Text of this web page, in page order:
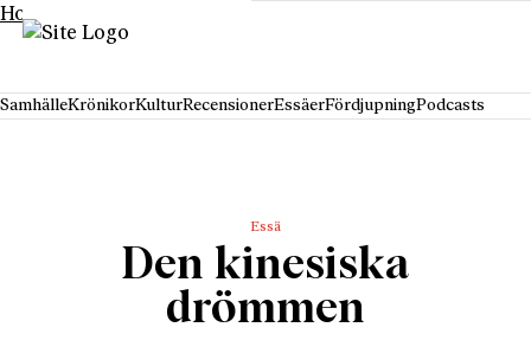
Hoppa till innehåll
SamhälleKrönikorKulturRecensionerEssäerFördjupningPodcasts
Essä
Den kinesiska
drömmen